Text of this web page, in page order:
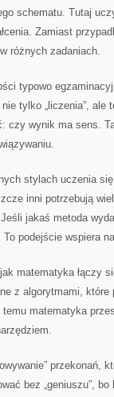
schematu. Tutaj
Zamiast
różnych zadaniach.
typowo
tylko „liczenia”, ale
wynik ma sens.
stylach uczenia
inni potrzebują
jakaś metoda
podejście wspiera
matematyka łączy
z algorytmami, które
matematyka
przekonań,
bez „geniuszu”,